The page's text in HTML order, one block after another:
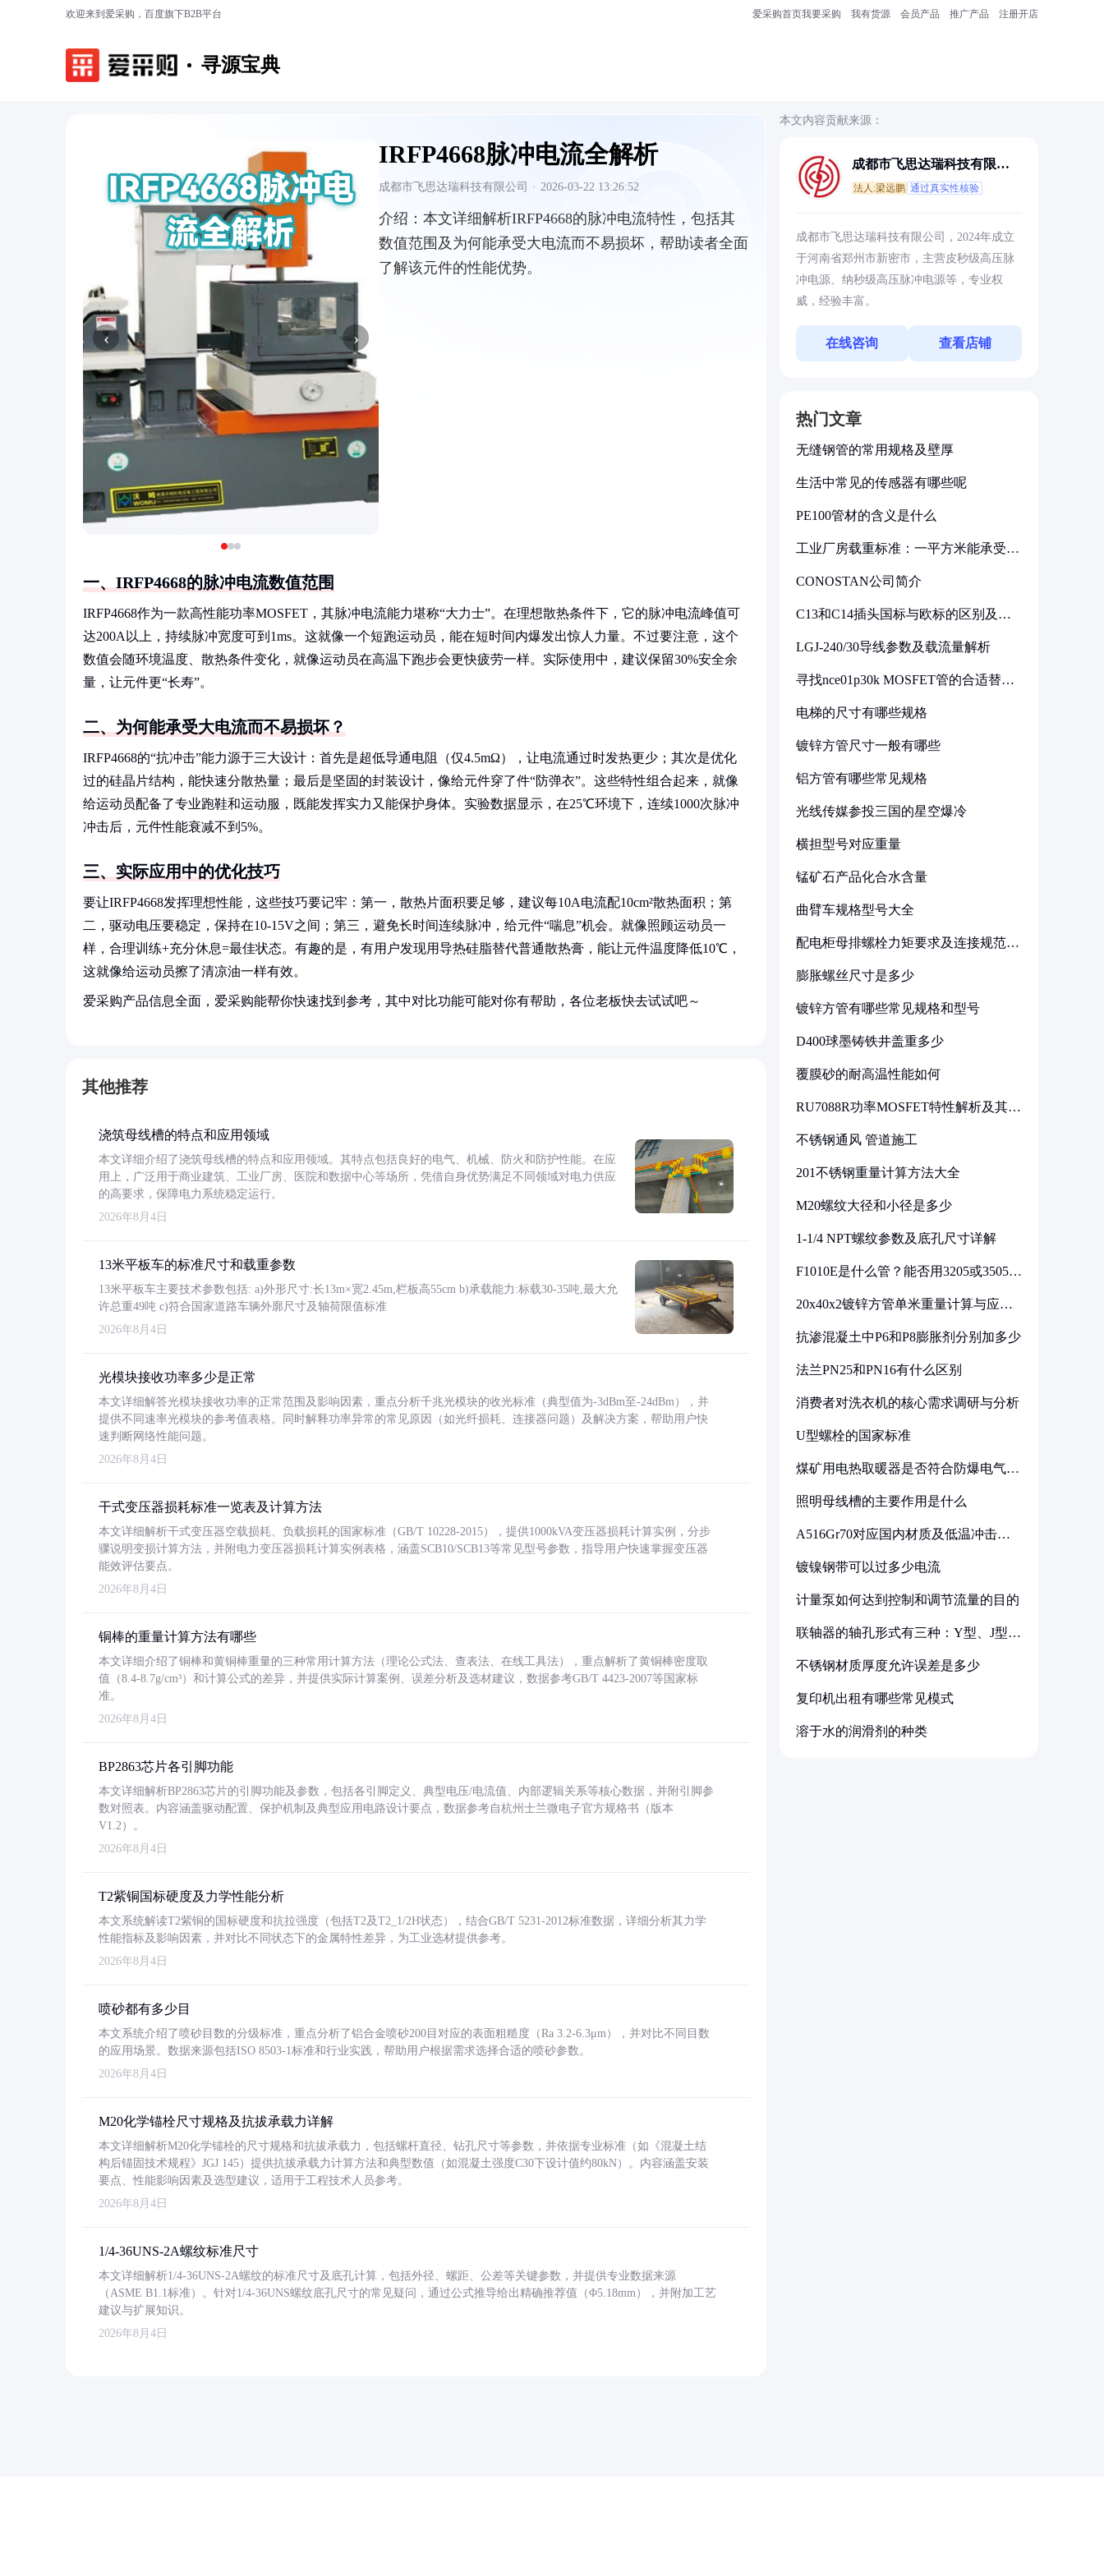
欢迎来到爱采购，百度旗下B2B平台 爱采购首页我要采购 我有货源 会员产品 推广产品 注册开店
寻源宝典
‹ ›
IRFP4668脉冲电流全解析
成都市飞思达瑞科技有限公司 · 2026-03-22 13:26:52
介绍： 本文详细解析IRFP4668的脉冲电流特性，包括其
数值范围及为何能承受大电流而不易损坏，帮助读者全面
了解该元件的性能优势。
一、IRFP4668的脉冲电流数值范围
IRFP4668作为一款高性能功率MOSFET，其脉冲电流能力堪称“大力士”。在理想散热条件下，它的脉冲电流峰值可
达200A以上，持续脉冲宽度可到1ms。这就像一个短跑运动员，能在短时间内爆发出惊人力量。不过要注意，这个
数值会随环境温度、散热条件变化，就像运动员在高温下跑步会更快疲劳一样。实际使用中，建议保留30%安全余
量，让元件更“长寿”。
二、为何能承受大电流而不易损坏？
IRFP4668的“抗冲击”能力源于三大设计：首先是超低导通电阻（仅4.5mΩ），让电流通过时发热更少；其次是优化
过的硅晶片结构，能快速分散热量；最后是坚固的封装设计，像给元件穿了件“防弹衣”。这些特性组合起来，就像
给运动员配备了专业跑鞋和运动服，既能发挥实力又能保护身体。实验数据显示，在25℃环境下，连续1000次脉冲
冲击后，元件性能衰减不到5%。
三、实际应用中的优化技巧
要让IRFP4668发挥理想性能，这些技巧要记牢：第一，散热片面积要足够，建议每10A电流配10cm²散热面积；第
二，驱动电压要稳定，保持在10-15V之间；第三，避免长时间连续脉冲，给元件“喘息”机会。就像照顾运动员一
样，合理训练+充分休息=最佳状态。有趣的是，有用户发现用导热硅脂替代普通散热膏，能让元件温度降低10℃，
这就像给运动员擦了清凉油一样有效。
爱采购产品信息全面，爱采购能帮你快速找到参考，其中对比功能可能对你有帮助，各位老板快去试试吧～
其他推荐
浇筑母线槽的特点和应用领域
本文详细介绍了浇筑母线槽的特点和应用领域。其特点包括良好的电气、机械、防火和防护性能。在应
用上，广泛用于商业建筑、工业厂房、医院和数据中心等场所，凭借自身优势满足不同领域对电力供应
的高要求，保障电力系统稳定运行。
2026年8月4日
13米平板车的标准尺寸和载重参数
13米平板车主要技术参数包括: a)外形尺寸:长13m×宽2.45m,栏板高55cm b)承载能力:标载30-35吨,最大允
许总重49吨 c)符合国家道路车辆外廓尺寸及轴荷限值标准
2026年8月4日
光模块接收功率多少是正常
本文详细解答光模块接收功率的正常范围及影响因素，重点分析千兆光模块的收光标准（典型值为-3dBm至-24dBm），并
提供不同速率光模块的参考值表格。同时解释功率异常的常见原因（如光纤损耗、连接器问题）及解决方案，帮助用户快
速判断网络性能问题。
2026年8月4日
干式变压器损耗标准一览表及计算方法
本文详细解析干式变压器空载损耗、负载损耗的国家标准（GB/T 10228-2015），提供1000kVA变压器损耗计算实例，分步
骤说明变损计算方法，并附电力变压器损耗计算实例表格，涵盖SCB10/SCB13等常见型号参数，指导用户快速掌握变压器
能效评估要点。
2026年8月4日
铜棒的重量计算方法有哪些
本文详细介绍了铜棒和黄铜棒重量的三种常用计算方法（理论公式法、查表法、在线工具法），重点解析了黄铜棒密度取
值（8.4-8.7g/cm³）和计算公式的差异，并提供实际计算案例、误差分析及选材建议，数据参考GB/T 4423-2007等国家标
准。
2026年8月4日
BP2863芯片各引脚功能
本文详细解析BP2863芯片的引脚功能及参数，包括各引脚定义、典型电压/电流值、内部逻辑关系等核心数据，并附引脚参
数对照表。内容涵盖驱动配置、保护机制及典型应用电路设计要点，数据参考自杭州士兰微电子官方规格书（版本
V1.2）。
2026年8月4日
T2紫铜国标硬度及力学性能分析
本文系统解读T2紫铜的国标硬度和抗拉强度（包括T2及T2_1/2H状态），结合GB/T 5231-2012标准数据，详细分析其力学
性能指标及影响因素，并对比不同状态下的金属特性差异，为工业选材提供参考。
2026年8月4日
喷砂都有多少目
本文系统介绍了喷砂目数的分级标准，重点分析了铝合金喷砂200目对应的表面粗糙度（Ra 3.2-6.3μm），并对比不同目数
的应用场景。数据来源包括ISO 8503-1标准和行业实践，帮助用户根据需求选择合适的喷砂参数。
2026年8月4日
M20化学锚栓尺寸规格及抗拔承载力详解
本文详细解析M20化学锚栓的尺寸规格和抗拔承载力，包括螺杆直径、钻孔尺寸等参数，并依据专业标准（如《混凝土结
构后锚固技术规程》JGJ 145）提供抗拔承载力计算方法和典型数值（如混凝土强度C30下设计值约80kN）。内容涵盖安装
要点、性能影响因素及选型建议，适用于工程技术人员参考。
2026年8月4日
1/4-36UNS-2A螺纹标准尺寸
本文详细解析1/4-36UNS-2A螺纹的标准尺寸及底孔计算，包括外径、螺距、公差等关键参数，并提供专业数据来源
（ASME B1.1标准）。针对1/4-36UNS螺纹底孔尺寸的常见疑问，通过公式推导给出精确推荐值（Φ5.18mm），并附加工艺
建议与扩展知识。
2026年8月4日
本文内容贡献来源：
成都市飞思达瑞科技有限公
法人:梁远鹏 通过真实性核验
成都市飞思达瑞科技有限公司，2024年成立
于河南省郑州市新密市，主营皮秒级高压脉
冲电源、纳秒级高压脉冲电源等，专业权
威，经验丰富。
在线咨询 查看店铺
热门文章
无缝钢管的常用规格及壁厚
生活中常见的传感器有哪些呢
PE100管材的含义是什么
工业厂房载重标准：一平方米能承受多
CONOSTAN公司简介
C13和C14插头国标与欧标的区别及其
LGJ-240/30导线参数及载流量解析
寻找nce01p30k MOSFET管的合适替代
电梯的尺寸有哪些规格
镀锌方管尺寸一般有哪些
铝方管有哪些常见规格
光线传媒参投三国的星空爆冷
横担型号对应重量
锰矿石产品化合水含量
曲臂车规格型号大全
配电柜母排螺栓力矩要求及连接规范详
膨胀螺丝尺寸是多少
镀锌方管有哪些常见规格和型号
D400球墨铸铁井盖重多少
覆膜砂的耐高温性能如何
RU7088R功率MOSFET特性解析及其在
不锈钢通风 管道施工
201不锈钢重量计算方法大全
M20螺纹大径和小径是多少
1-1/4 NPT螺纹参数及底孔尺寸详解
F1010E是什么管？能否用3205或3505代
20x40x2镀锌方管单米重量计算与应用
抗渗混凝土中P6和P8膨胀剂分别加多少
法兰PN25和PN16有什么区别
消费者对洗衣机的核心需求调研与分析
U型螺栓的国家标准
煤矿用电热取暖器是否符合防爆电气设
照明母线槽的主要作用是什么
A516Gr70对应国内材质及低温冲击要
镀镍钢带可以过多少电流
计量泵如何达到控制和调节流量的目的
联轴器的轴孔形式有三种：Y型、J型、
不锈钢材质厚度允许误差是多少
复印机出租有哪些常见模式
溶于水的润滑剂的种类